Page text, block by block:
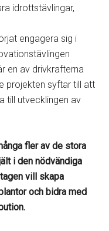
idrottstävlingar,
engagera sig i
en av drivkrafterna
projekten syftar till att
till utvecklingen av
fler av de stora
i den nödvändiga
vill skapa
och bidra med